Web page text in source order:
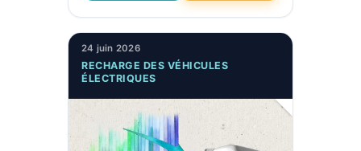
24 juin 2026
RECHARGE DES VÉHICULES
ÉLECTRIQUES